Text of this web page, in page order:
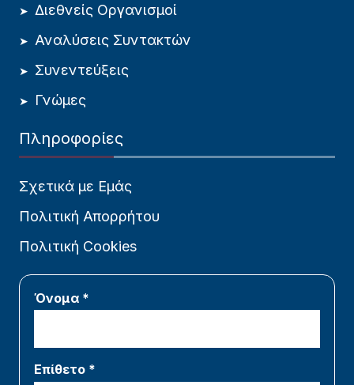
Διεθνείς Οργανισμοί
Αναλύσεις Συντακτών
Συνεντεύξεις
Γνώμες
Πληροφορίες
Σχετικά με Εμάς
Πολιτική Απορρήτου
Πολιτική Cookies
Όνομα *
Επίθετο *